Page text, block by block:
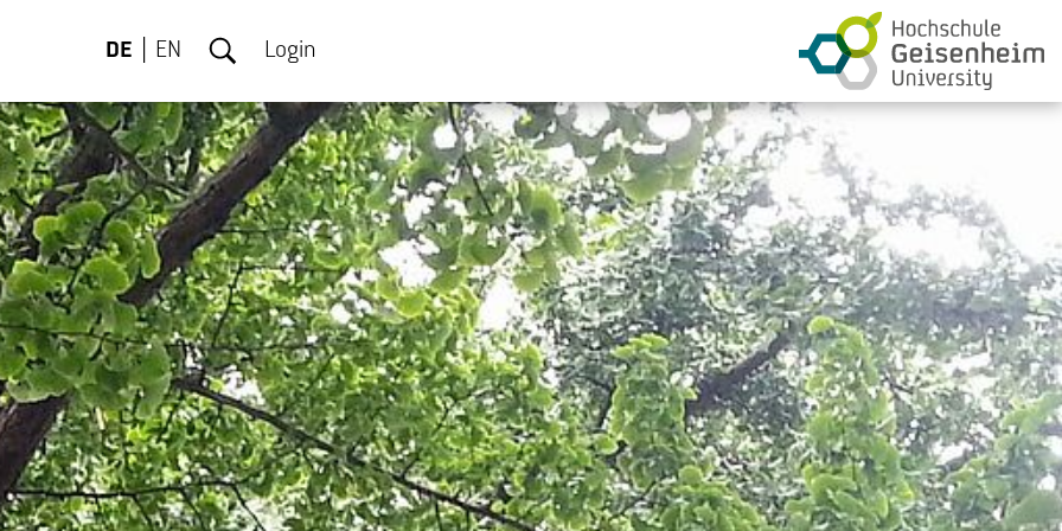
DE EN Login